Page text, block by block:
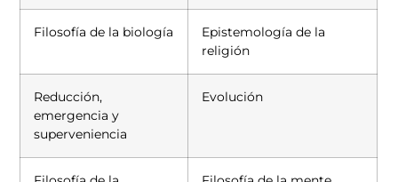
Filosofía de la biología
Epistemología de la
religión
Reducción,
emergencia y
superveniencia
Evolución